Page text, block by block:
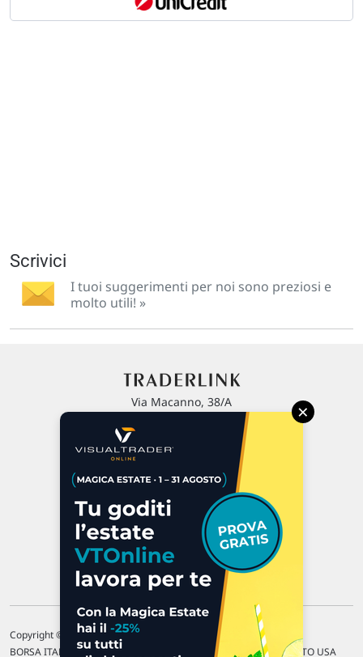
Scrivici
I tuoi suggerimenti per noi sono preziosi e
molto utili! »
Via Macanno, 38/A
P.IVA 02 452 460 401
Chi siamo
Commenti e segnalazioni
Contattaci
Copyright © 1996-2026 Traderlink Italia s.r.l.
BORSA ITALIANA Quotazioni di borsa differite di 15 min. / MERCATO USA
×